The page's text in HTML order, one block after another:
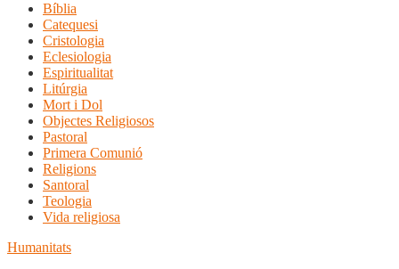
Bíblia
Catequesi
Cristologia
Eclesiologia
Espiritualitat
Litúrgia
Mort i Dol
Objectes Religiosos
Pastoral
Primera Comunió
Religions
Santoral
Teologia
Vida religiosa
Humanitats